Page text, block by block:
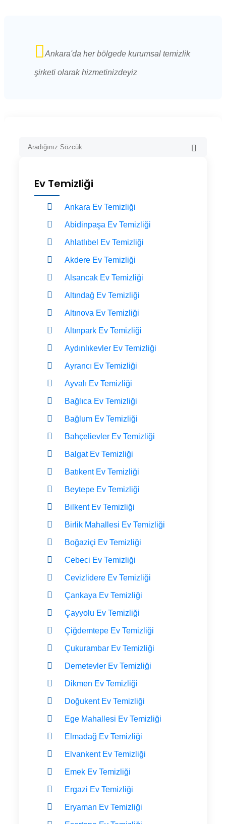
Ankara'da her bölgede kurumsal temizlik
şirketi olarak hizmetinizdeyiz
Ev Temizliği
Ankara Ev Temizliği
Abidinpaşa Ev Temizliği
Ahlatlıbel Ev Temizliği
Akdere Ev Temizliği
Alsancak Ev Temizliği
Altındağ Ev Temizliği
Altınova Ev Temizliği
Altınpark Ev Temizliği
Aydınlıkevler Ev Temizliği
Ayrancı Ev Temizliği
Ayvalı Ev Temizliği
Bağlıca Ev Temizliği
Bağlum Ev Temizliği
Bahçelievler Ev Temizliği
Balgat Ev Temizliği
Batıkent Ev Temizliği
Beytepe Ev Temizliği
Bilkent Ev Temizliği
Birlik Mahallesi Ev Temizliği
Boğaziçi Ev Temizliği
Cebeci Ev Temizliği
Cevizlidere Ev Temizliği
Çankaya Ev Temizliği
Çayyolu Ev Temizliği
Çiğdemtepe Ev Temizliği
Çukurambar Ev Temizliği
Demetevler Ev Temizliği
Dikmen Ev Temizliği
Doğukent Ev Temizliği
Ege Mahallesi Ev Temizliği
Elmadağ Ev Temizliği
Elvankent Ev Temizliği
Emek Ev Temizliği
Ergazi Ev Temizliği
Eryaman Ev Temizliği